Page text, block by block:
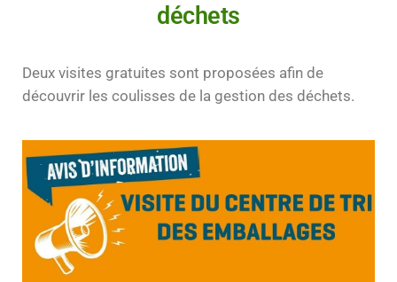
déchets
Deux visites gratuites sont proposées afin de
découvrir les coulisses de la gestion des déchets.